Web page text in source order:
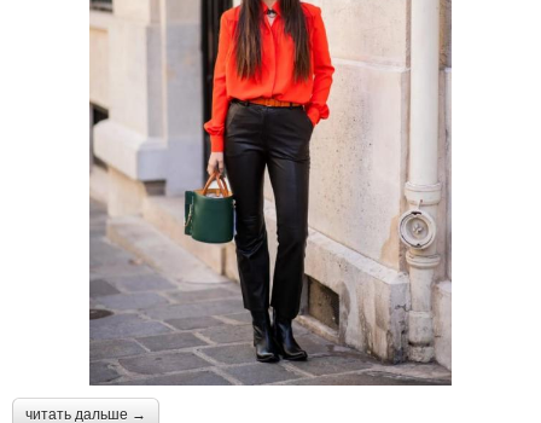
читать дальше →